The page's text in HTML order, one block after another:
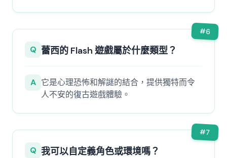
#6
Q 蕾西的 Flash 遊戲屬於什麼類型？
A 它是心理恐怖和解謎的結合，提供獨特而令
人不安的復古遊戲體驗。
#7
Q 我可以自定義角色或環境嗎？